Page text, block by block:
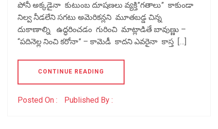
పోనీ అక్కడైనా కుటుంబ దూషణలు వ్యక్తి”గతాలు” కాకుండా
నిల్వ నీడలేని సగటు అమెరికన్లని మూతబడ్డ చిన్న
దుకాణాల్ని ఉద్ధరించడం గురించి మాట్లాడితే బావుణ్ణు –
“పదినెల్ల నించి కరోనా” – కామెడీ కాదని ఎవరైనా కాస్త […]
CONTINUE READING
Posted On : Published By :